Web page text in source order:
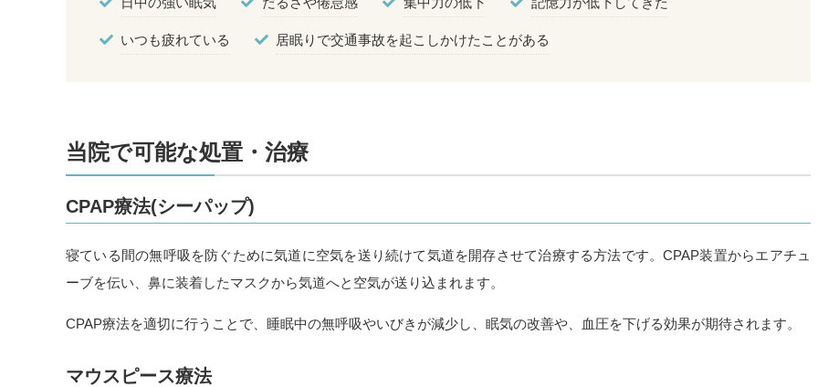
いつも疲れている 居眠りで交通事故を起こしかけたことがある
当院で可能な処置・治療
CPAP療法(シーパップ)
寝ている間の無呼吸を防ぐために気道に空気を送り続けて気道を開存させて治療する方法です。CPAP装置からエアチュ
ーブを伝い、鼻に装着したマスクから気道へと空気が送り込まれます。
CPAP療法を適切に行うことで、睡眠中の無呼吸やいびきが減少し、眠気の改善や、血圧を下げる効果が期待されます。
マウスピース療法